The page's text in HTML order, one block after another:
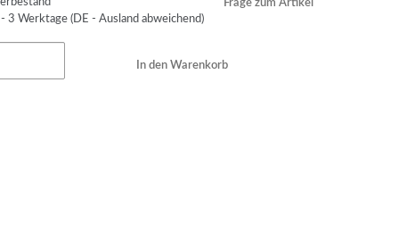
3 Werktage (DE - Ausland abweichend)
Frage zum Artikel
In den Warenkorb